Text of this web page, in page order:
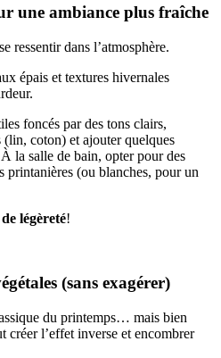
une ambiance plus fraîche
ressentir dans l’atmosphère.
épais et textures hivernales
foncés par des tons clairs,
coton) et ajouter quelques
la salle de bain, opter pour des
printanières (ou blanches, pour un
légèreté!
(sans exagérer)
du printemps… mais bien
créer l’effet inverse et encombrer